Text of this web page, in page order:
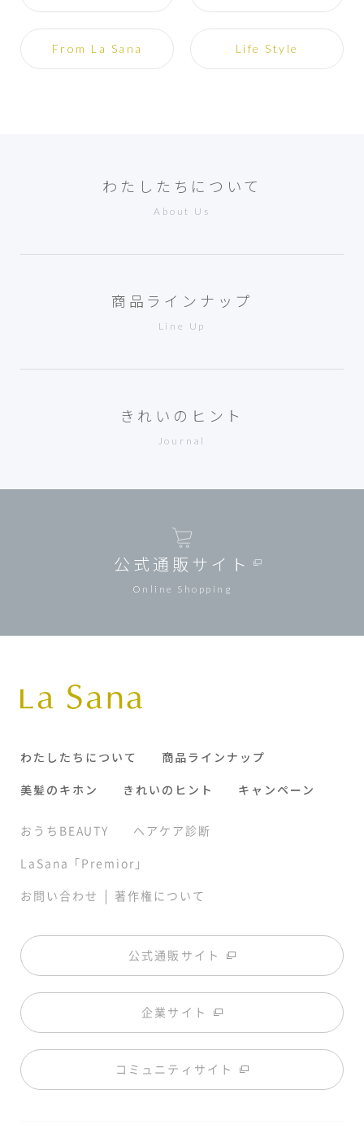
From La Sana Life Style
わたしたちについて
About Us
商品ラインナップ
Line Up
きれいのヒント
Journal
公式通販サイト
Online Shopping
わたしたちについて
商品ラインナップ
美髪のキホン
きれいのヒント キャンペーン
おうちBEAUTY
ヘアケア診断
LaSana「Premior」
お問い合わせ | 著作権について
公式通販サイト
企業サイト
コミュニティサイト